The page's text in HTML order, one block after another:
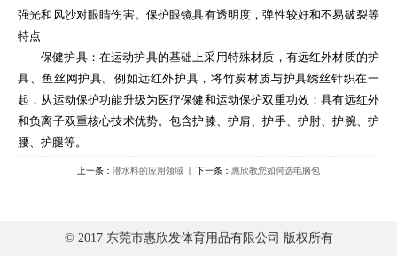
强光和风沙对眼睛伤害。保护眼镜具有透明度，弹性较好和不易破裂等
特点
保健护具：在运动护具的基础上采用特殊材质，有远红外材质的护
具、鱼丝网护具。例如远红外护具，将竹炭材质与护具绣丝针织在一
起，从运动保护功能升级为医疗保健和运动保护双重功效；具有远红外
和负离子双重核心技术优势。包含护膝、护肩、护手、护肘、护腕、护
腰、护腿等。
上一条： 潜水料的应用领域 | 下一条： 惠欣教您如何选电脑包
© 2017 东莞市惠欣发体育用品有限公司 版权所有